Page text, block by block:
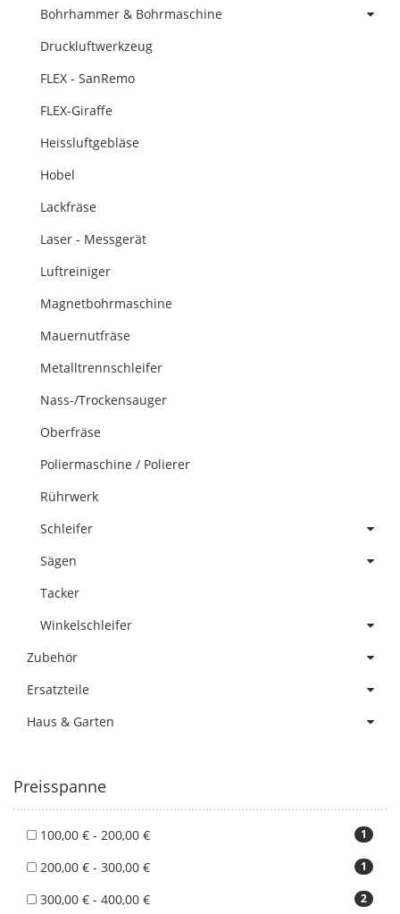
Bohrhammer & Bohrmaschine
Druckluftwerkzeug
FLEX - SanRemo
FLEX-Giraffe
Heissluftgebläse
Hobel
Lackfräse
Laser - Messgerät
Luftreiniger
Magnetbohrmaschine
Mauernutfräse
Metalltrennschleifer
Nass-/Trockensauger
Oberfräse
Poliermaschine / Polierer
Rührwerk
Schleifer
Sägen
Tacker
Winkelschleifer
Zubehör
Ersatzteile
Haus & Garten
Preisspanne
1
100,00 € - 200,00 €
1
200,00 € - 300,00 €
2
300,00 € - 400,00 €